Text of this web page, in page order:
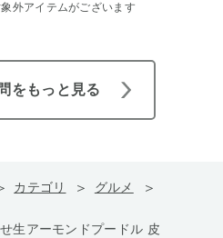
外アイテムがございます
をもっと見る
カテゴリ
グルメ
生アーモンドプードル 皮